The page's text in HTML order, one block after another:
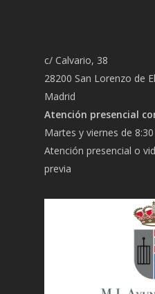
c/ Calvario, 38
28200 San Lorenzo de
Madrid
Atención presencial
Martes y viernes de
Atención presencial o
previa